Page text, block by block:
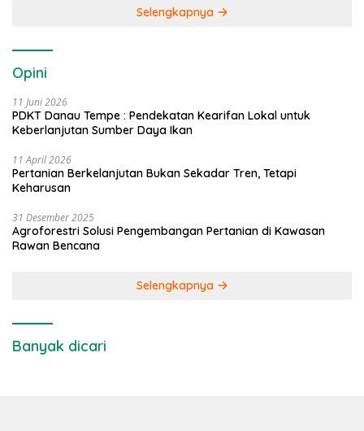
Selengkapnya
Opini
11 Juni 2026
PDKT Danau Tempe : Pendekatan Kearifan Lokal untuk
Keberlanjutan Sumber Daya Ikan
11 April 2026
Pertanian Berkelanjutan Bukan Sekadar Tren, Tetapi
Keharusan
31 Desember 2025
Agroforestri Solusi Pengembangan Pertanian di Kawasan
Rawan Bencana
Selengkapnya
Banyak dicari